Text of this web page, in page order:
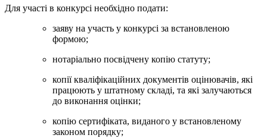
Для участі в конкурсі необхідно подати:
заяву на участь у конкурсі за встановленою
формою;
нотаріально посвідчену копію статуту;
копії кваліфікаційних документів оцінювачів, які
працюють у штатному складі, та які залучаються
до виконання оцінки;
копію сертифіката, виданого у встановленому
законом порядку;